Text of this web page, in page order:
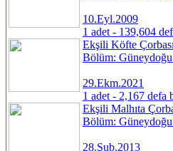
10.Eyl.2009
1 adet - 139,604
Ekşili Köfte
Bölüm:
29.Ekm.2021
1 adet - 2,167 defa
Ekşili Malhıta
Bölüm:
28.Şub.2013